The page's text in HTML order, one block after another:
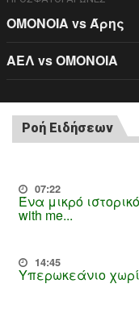
ΟΜΟΝΟΙΑ vs Άρης
ΑΕΛ vs ΟΜΟΝΟΙΑ
Ροή Ειδήσεων
07:22
Ένα μικρό
with me...
14:45
Υπερωκεάνιο